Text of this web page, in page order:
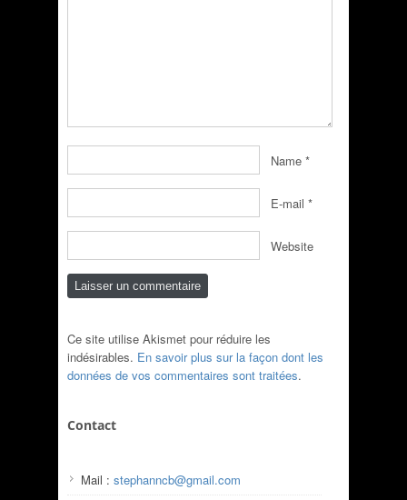
Name *
E-mail *
Website
Ce site utilise Akismet pour réduire les
indésirables. En savoir plus sur la façon dont les
données de vos commentaires sont traitées.
Contact
Mail : stephanncb@gmail.com